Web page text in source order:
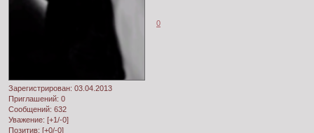
Зарегистрирован: 03.04.2013
Приглашений: 0
Сообщений: 632
Уважение: [+1/-0]
Позитив: [+0/-0]
0